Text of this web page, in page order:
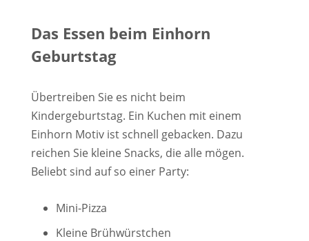
Das Essen beim Einhorn
Geburtstag
Übertreiben Sie es nicht beim
Kindergeburtstag. Ein Kuchen mit einem
Einhorn Motiv ist schnell gebacken. Dazu
reichen Sie kleine Snacks, die alle mögen.
Beliebt sind auf so einer Party:
Mini-Pizza
Kleine Brühwürstchen